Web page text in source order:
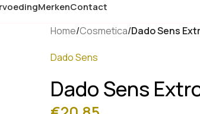
MerkenContact
Home/Cosmetica/Dado Sens
Dado Sens
Dado Sens